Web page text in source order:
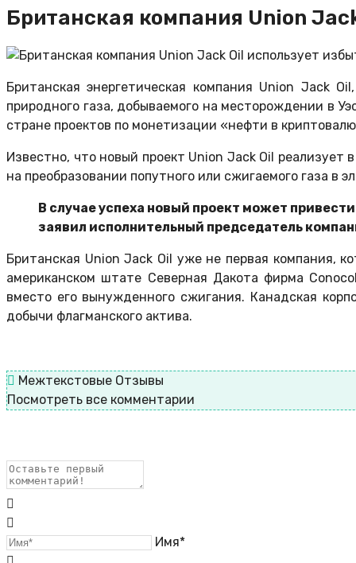
Британская компания Union
Британская энергетическая компания Union Jack
природного газа, добываемого на месторождении в
стране проектов по монетизации «нефти в
Известно, что новый проект Union Jack Oil реализует
на преобразовании попутного или сжигаемого газа в
В случае успеха новый проект может
заявил исполнительный председатель
Британская Union Jack Oil уже не первая компания,
американском штате Северная Дакота фирма
вместо его вынужденного сжигания. Канадская
добычи флагманского актива.
Межтекстовые Отзывы
Посмотреть все комментарии
Имя*